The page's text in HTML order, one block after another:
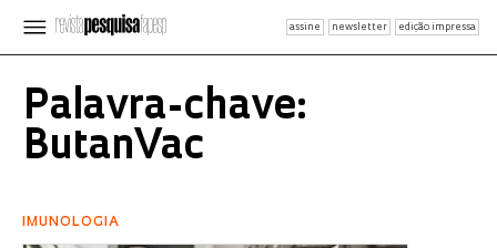
assine newsletter edição impressa
Palavra-chave:
ButanVac
IMUNOLOGIA